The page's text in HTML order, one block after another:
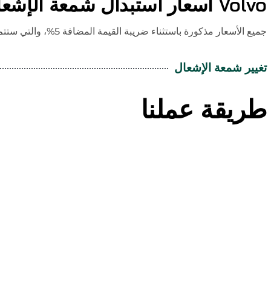
Volvo أسعار استبدال شمعة
جميع الأسعار مذكورة باستثناء ضريبة القيمة المضافة 5%، والتي ستتم إضافتها وقت إصدار الفاتورة.
تغيير شمعة الإشعال
طريقة عملنا